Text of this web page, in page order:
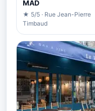
MAD
★ 5/5 · Rue Jean-Pierre
Timbaud